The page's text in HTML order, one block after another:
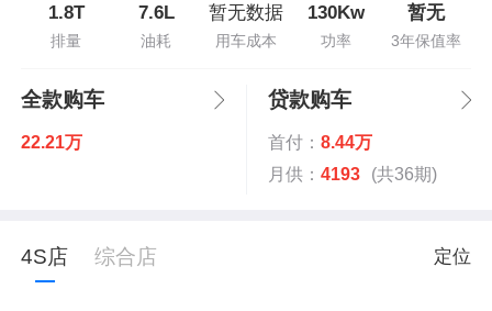
1.8T
排量
7.6L
油耗
暂无数据
用车成本
130Kw
功率
暂无
3年保值率
全款购车
22.21万
贷款购车
首付： 8.44万
月供： 4193 (共36期)
4S店 综合店 定位